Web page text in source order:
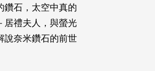
鑽石，太空中真的
居禮夫人，與螢光
說奈米鑽石的前世